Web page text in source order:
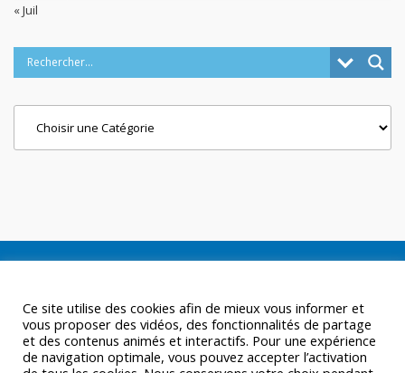
« Juil
Ce site utilise des cookies afin de mieux vous informer et
vous proposer des vidéos, des fonctionnalités de partage
et des contenus animés et interactifs. Pour une expérience
de navigation optimale, vous pouvez accepter l’activation